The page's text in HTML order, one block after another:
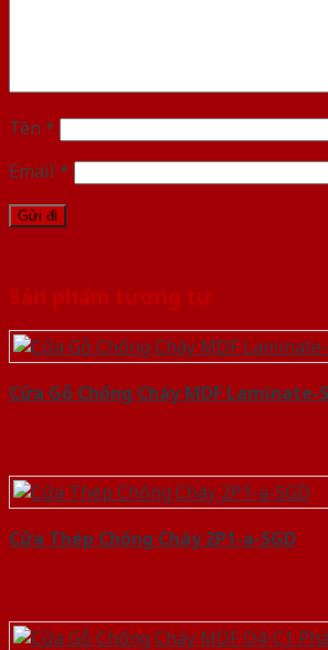
Tên *
Email *
Sản phẩm tương tự
Cửa Gỗ Chống Cháy MDF Laminate-
Cửa Thép Chống Cháy 2P1-a-SGD